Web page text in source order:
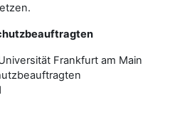
Frankfurt am Main